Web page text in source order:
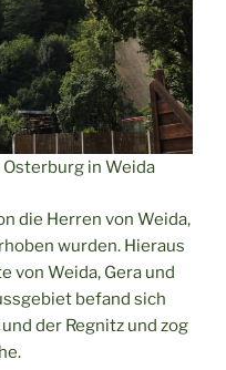
in Weida
die Herren von Weida,
wurden. Hieraus
von Weida, Gera und
befand sich
der Regnitz und zog